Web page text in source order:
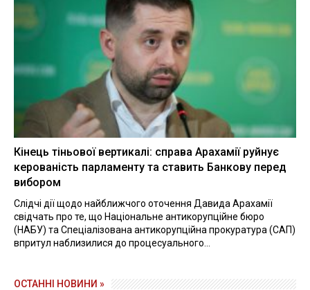
Кінець тіньової вертикалі: справа Арахамії руйнує
керованість парламенту та ставить Банкову перед
вибором
Слідчі дії щодо найближчого оточення Давида Арахамії
свідчать про те, що Національне антикорупційне бюро
(НАБУ) та Спеціалізована антикорупційна прокуратура (САП)
впритул наблизилися до процесуального...
ОСТАННІ НОВИНИ »